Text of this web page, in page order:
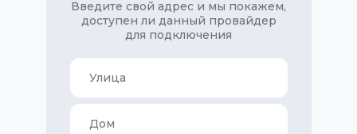
Введите свой адрес и мы покажем,
доступен ли данный провайдер
для подключения